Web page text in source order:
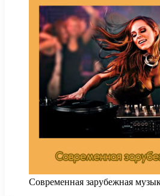
Современная зарубежная